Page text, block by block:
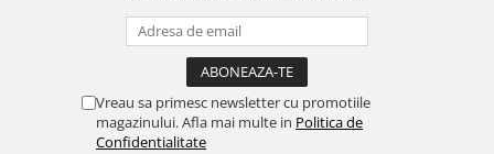
Vreau sa primesc newsletter cu promotiile
magazinului. Afla mai multe in Politica de
Confidentialitate